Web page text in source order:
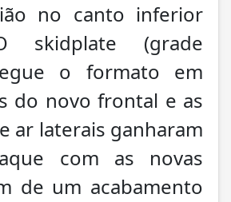
no canto inferior
skidplate (grade
o formato em
do novo frontal e as
ar laterais ganharam
com as novas
de um acabamento